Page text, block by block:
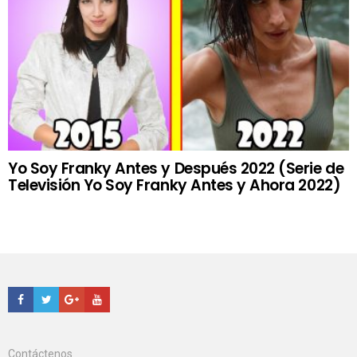
Yo Soy Franky Antes y Después 2022 (Serie de
Televisión Yo Soy Franky Antes y Ahora 2022)
Facebook
TwitterGoogle+Youtube
Contáctenos